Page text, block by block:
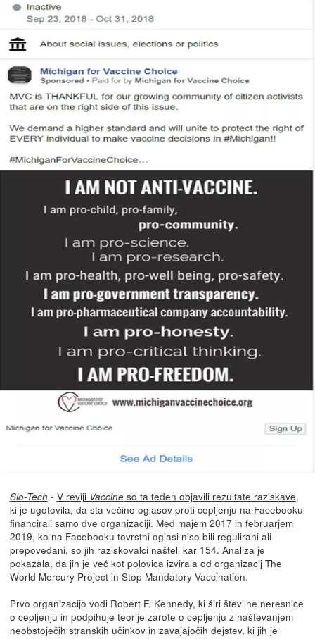
Slo-Tech - V reviji Vaccineso ta teden objavili rezultate raziskave,
ki je ugotovila, da sta večino oglasov proti cepljenju na Facebooku
financirali samo dve organizaciji. Med majem 2017 in februarjem
2019, ko na Facebooku tovrstni oglasi niso bili regulirani ali
prepovedani, so jih raziskovalci našteli kar 154. Analiza je
pokazala, da jih je več kot polovica izvirala od organizacij The
World Mercury Project in Stop Mandatory Vaccination.
Prvo organizacijo vodi Robert F. Kennedy, ki širi številne neresnice
o cepljenju in podpihuje teorije zarote o cepljenju z naštevanjem
neobstoječih stranskih učinkov in zavajajočih dejstev, ki jih je